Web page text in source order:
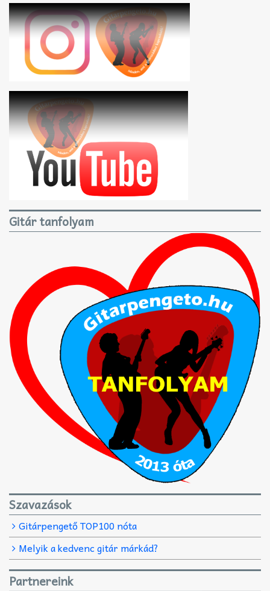
Gitár tanfolyam
Szavazások
Gitárpengető TOP100 nóta
Melyik a kedvenc gitár márkád?
Partnereink